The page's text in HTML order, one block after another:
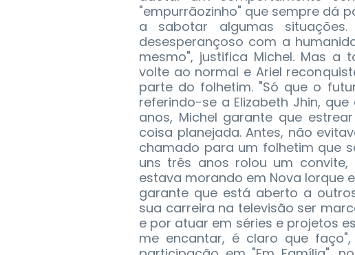
"empurrãozinho" que sempre dá
a sabotar algumas
desesperançoso com a
mesmo", justifica Michel. Mas
volte ao normal e Ariel
parte do folhetim. "Só que o
referindo-se a Elizabeth Jhin,
anos, Michel garante que
coisa planejada. Antes, não
chamado para um folhetim que
uns três anos rolou um
estava morando em Nova Iorque
garante que está aberto a
sua carreira na televisão ser
e por atuar em séries e projetos
me encantar, é claro que